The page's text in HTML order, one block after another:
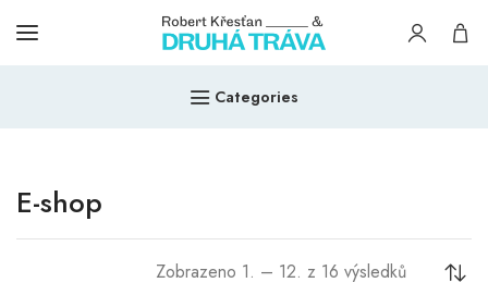
Categories
E-shop
Zobrazeno 1. – 12. z 16 výsledků